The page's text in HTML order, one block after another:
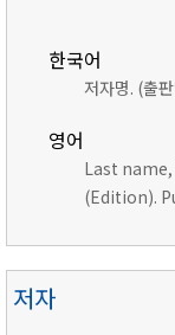
한국어
저자명. (출
영어
Last
(Edition).
저자